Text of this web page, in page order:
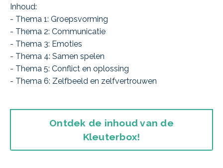
Inhoud:
- Thema 1: Groepsvorming
- Thema 2: Communicatie
- Thema 3: Emoties
- Thema 4: Samen spelen
- Thema 5: Conflict en oplossing
- Thema 6: Zelfbeeld en zelfvertrouwen
Ontdek de inhoud van de
Kleuterbox!